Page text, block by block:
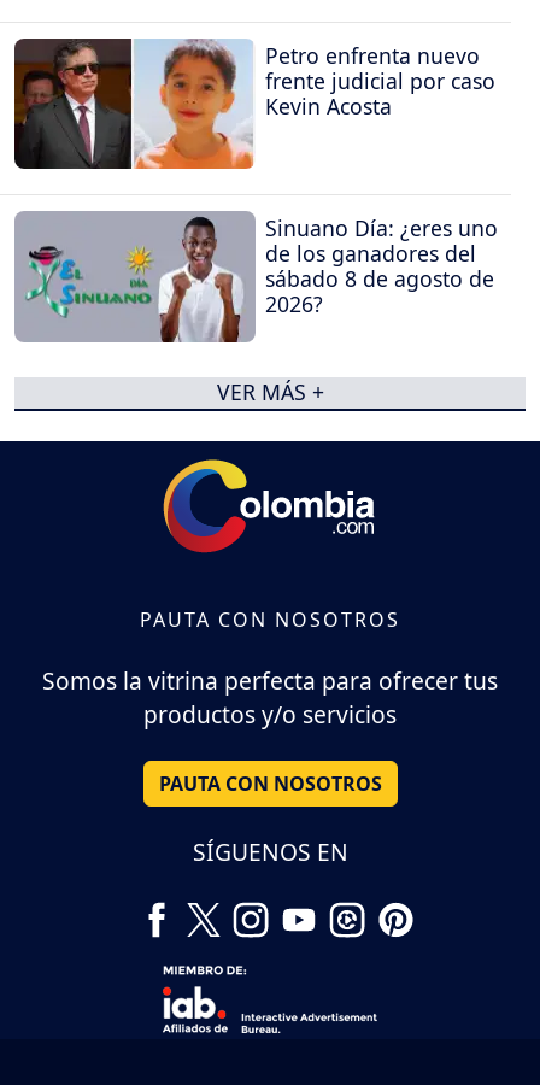
Petro enfrenta nuevo
frente judicial por caso
Kevin Acosta
Sinuano Día: ¿eres uno
de los ganadores del
sábado 8 de agosto de
2026?
VER MÁS +
PAUTA CON NOSOTROS
Somos la vitrina perfecta para ofrecer tus
productos y/o servicios
PAUTA CON NOSOTROS
SÍGUENOS EN